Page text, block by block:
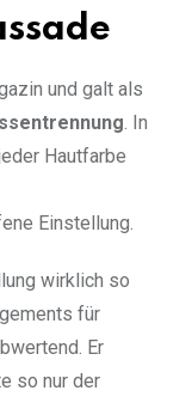
und galt als
. In
Hautfarbe
Einstellung.
wirklich so
für
Er
so nur der